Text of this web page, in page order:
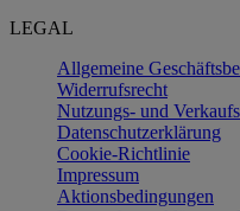
LEGAL
Allgemeine
Widerrufsrecht
Nutzungs- und
Datenschutzerklärung
Cookie-Richtlinie
Impressum
Aktionsbedingungen